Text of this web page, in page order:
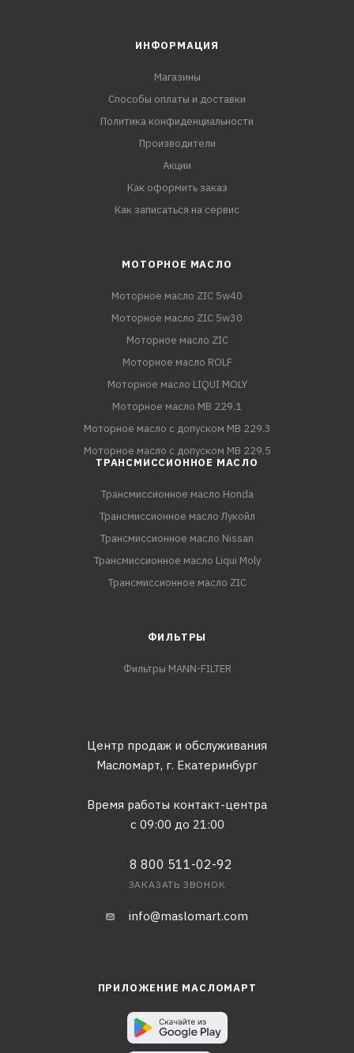
ИНФОРМАЦИЯ
Магазины
Способы оплаты и доставки
Политика конфиденциальности
Производители
Акции
Как оформить заказ
Как записаться на сервис
МОТОРНОЕ МАСЛО
Моторное масло ZIC 5w40
Моторное масло ZIC 5w30
Моторное масло ZIC
Моторное масло ROLF
Моторное масло LIQUI MOLY
Моторное масло MB 229.1
Моторное масло с допуском MB 229.3
Моторное масло с допуском MB 229.5
ТРАНСМИССИОННОЕ МАСЛО
Трансмиссионное масло Honda
Трансмиссионное масло Лукойл
Трансмиссионное масло Nissan
Трансмиссионное масло Liqui Moly
Трансмиссионное масло ZIC
ФИЛЬТРЫ
Фильтры MANN-FILTER
Центр продаж и обслуживания
Масломарт, г. Екатеринбург
Время работы контакт-центра
с 09:00 до 21:00
8 800 511-02-92
ЗАКАЗАТЬ ЗВОНОК
info@maslomart.com
ПРИЛОЖЕНИЕ МАСЛОМАРТ